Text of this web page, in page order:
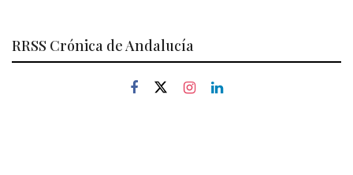
RRSS Crónica de Andalucía